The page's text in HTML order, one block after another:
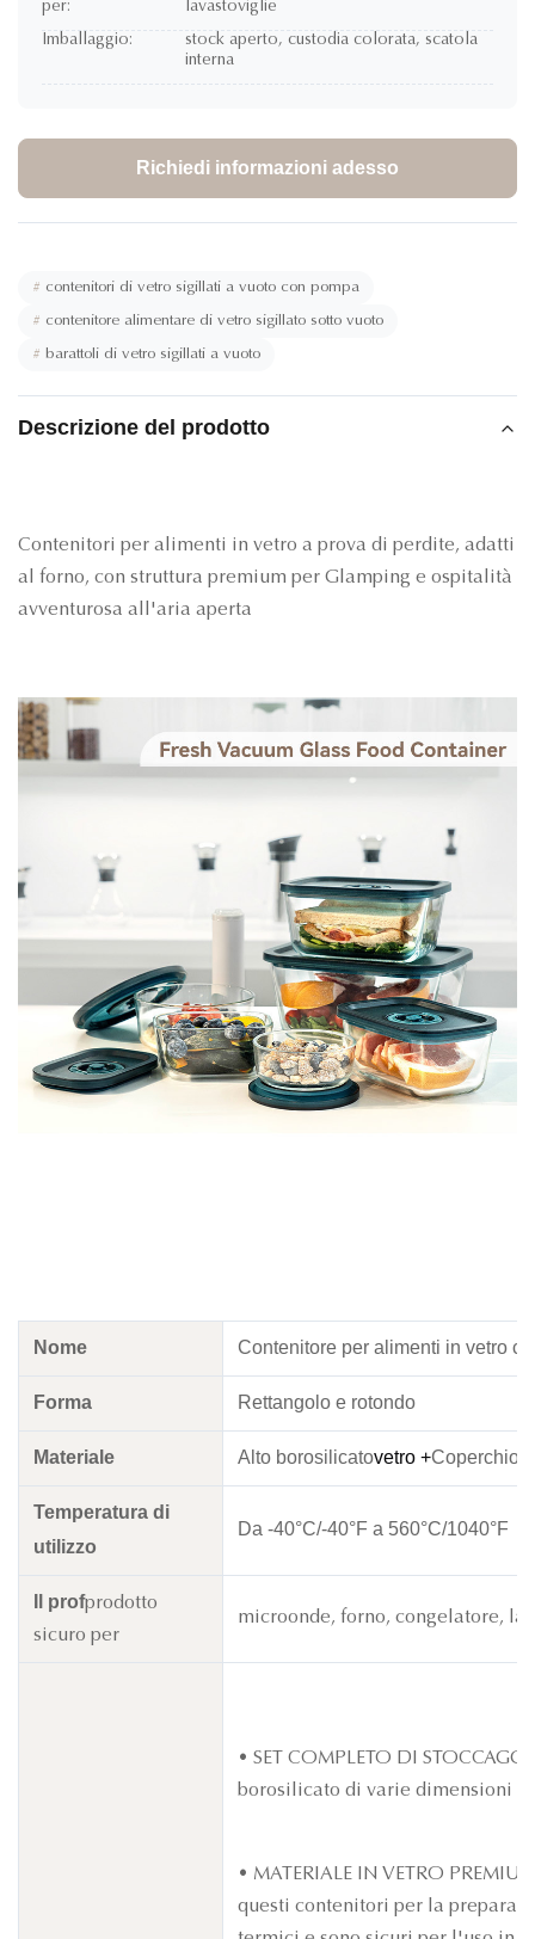
per:
lavastoviglie
Imballaggio:
stock aperto, custodia colorata, scatola
interna
Richiedi informazioni adesso
# contenitori di vetro sigillati a vuoto con pompa
# contenitore alimentare di vetro sigillato sotto vuoto
# barattoli di vetro sigillati a vuoto
Descrizione del prodotto
Contenitori per alimenti in vetro a prova di perdite, adatti
al forno, con struttura premium per Glamping e ospitalità
avventurosa all'aria aperta
Nome Contenitore per alimenti in vetro
Forma Rettangolo e rotondo
Materiale Alto borosilicatovetro +Coperchio
Temperatura di
utilizzo
Da -40°C/-40°F a 560°C/1040°F
Il profprodotto
sicuro per
microonde, forno, congelatore,
• SET COMPLETO DI
borosilicato di varie dimensioni
• MATERIALE IN VETRO
questi contenitori per la